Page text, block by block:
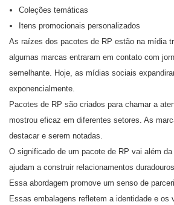
Coleções temáticas
Itens promocionais personalizados
As raízes dos pacotes de RP estão na mídia
algumas marcas entraram em contato com
semelhante. Hoje, as mídias sociais
exponencialmente.
Pacotes de RP são criados para chamar a
mostrou eficaz em diferentes setores. As
destacar e serem notadas.
O significado de um pacote de RP vai além
ajudam a construir relacionamentos
Essa abordagem promove um senso de
Essas embalagens refletem a identidade e os